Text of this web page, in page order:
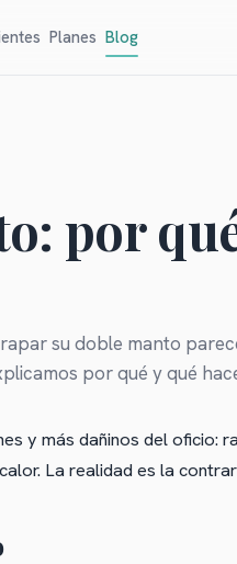
Planes Blog
por
su doble manto
por qué y qué
y más dañinos del oficio:
La realidad es la